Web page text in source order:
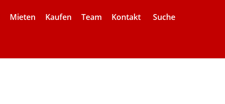
Mieten Kaufen Team Kontakt Suche